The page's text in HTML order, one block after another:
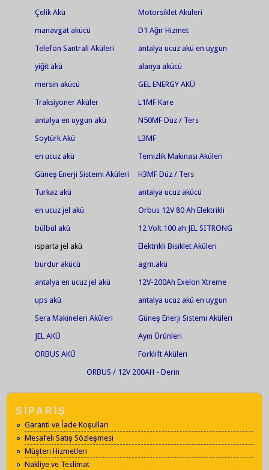
Çelik Akü
Motorsiklet Aküleri
manavgat akücü
D1 Ağır Hizmet
Telefon Santrali Aküleri
antalya ucuz akü en uygun
akü jel akü en ucuz jel
akü.antalya akü.ısparta
akü.serik akü
yiğit akü
alanya akücü
mersin akücü
GEL ENERGY AKÜ
Traksiyoner Aküler
L1MF Kare
antalya en uygun akü
N50MF Düz / Ters
Soytürk Akü
L3MF
en ucuz akü
Temizlik Makinası Aküleri
Güneş Enerji Sistemi Aküleri
H3MF Düz / Ters
Turkaz akü
antalya ucuz akücü
en ucuz jel akü
Orbus 12V 80 Ah Elektrikli
Bisiklet Aküsü
bülbül akü
12 Volt 100 ah JEL SITRONG
ısparta jel akü
Elektrikli Bisiklet Aküleri
burdur akücü
agm.akü
antalya en ucuz jel akü
12V-200Ah Exelon Xtreme
Solar Jel Akü
ups akü
antalya ucuz akü en uygun
akü jel akü en ucuz jel akü
akü market
Sera Makineleri Aküleri
Güneş Enerji Sistemi Aküleri
JEL AKÜ
Ayın Ürünleri
ORBUS AKÜ
Forklift Aküleri
ORBUS / 12V 200AH - Derin
SİPARİŞ
Garanti ve İade Koşulları
Mesafeli Satış Sözleşmesi
Müşteri Hizmetleri
Nakliye ve Teslimat